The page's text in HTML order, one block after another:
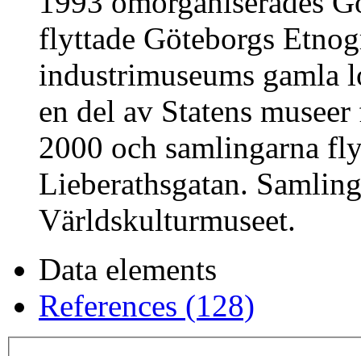
flyttade Göteborgs
industrimuseums gamla
en del av Statens
2000 och samlingarna
Lieberathsgatan.
Världskulturmuseet.
Data elements
References (128)